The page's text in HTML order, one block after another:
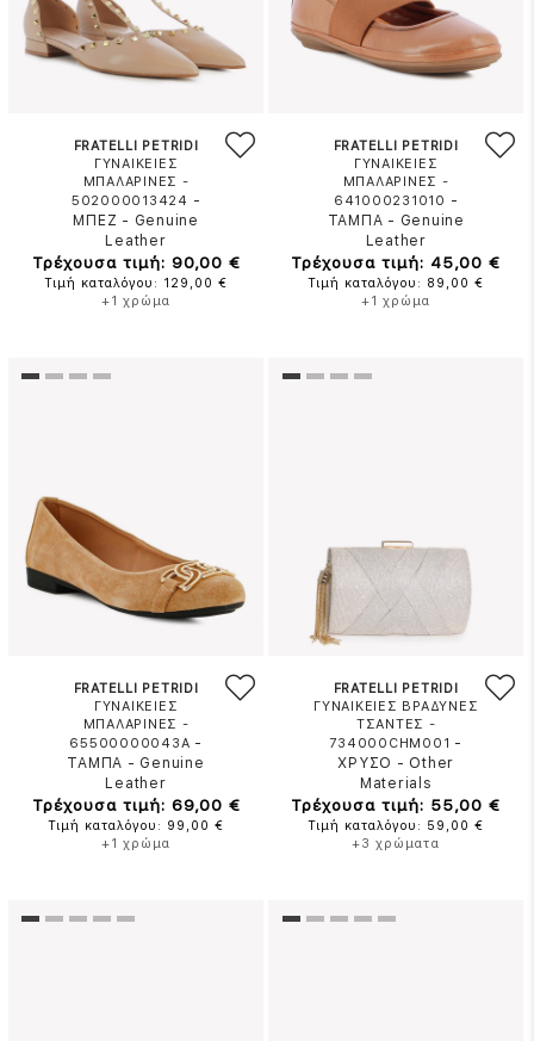
FRATELLI PETRIDI
ΓΥΝΑΙΚΕΙΕΣ
ΜΠΑΛΑΡΙΝΕΣ -
502000013424 -
ΜΠΕΖ - Genuine
Leather
Τρέχουσα τιμή: 90,00 €
Τιμή καταλόγου: 129,00 €
+1 χρώμα
FRATELLI PETRIDI
ΓΥΝΑΙΚΕΙΕΣ
ΜΠΑΛΑΡΙΝΕΣ -
641000231010 -
ΤΑΜΠΑ - Genuine
Leather
Τρέχουσα τιμή: 45,00 €
Τιμή καταλόγου: 89,00 €
+1 χρώμα
FRATELLI PETRIDI
ΓΥΝΑΙΚΕΙΕΣ
ΜΠΑΛΑΡΙΝΕΣ -
65500000043A -
ΤΑΜΠΑ - Genuine
Leather
Τρέχουσα τιμή: 69,00 €
Τιμή καταλόγου: 99,00 €
+1 χρώμα
FRATELLI PETRIDI
ΓΥΝΑΙΚΕΙΕΣ ΒΡΑΔΥΝΕΣ
ΤΣΑΝΤΕΣ -
734000CHM001 -
ΧΡΥΣΟ - Other
Materials
Τρέχουσα τιμή: 55,00 €
Τιμή καταλόγου: 59,00 €
+3 χρώματα